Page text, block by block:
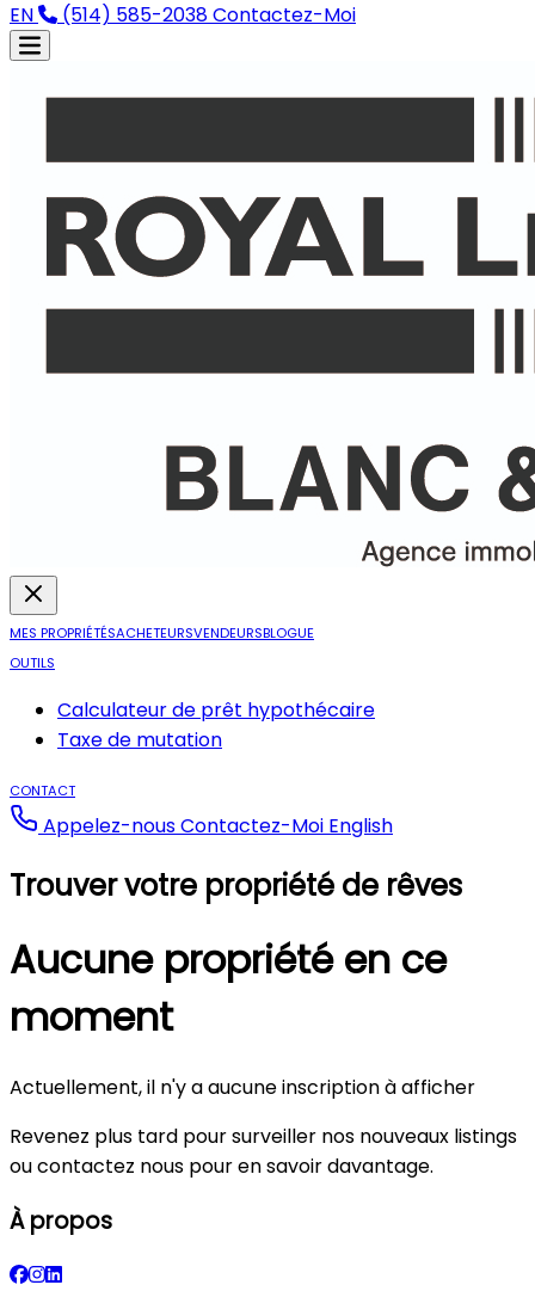
EN (514) 585-2038Contactez-Moi
MES PROPRIÉTÉSACHETEURSVENDEURSBLOGUE
OUTILS
Calculateur de prêt hypothécaire
Taxe de mutation
CONTACT
Appelez-nousContactez-Moi English
Trouver votre propriété de rêves
Aucune propriété en ce
moment
Actuellement, il n'y a aucune inscription à afficher
Revenez plus tard pour surveiller nos nouveaux listings
ou contactez nous pour en savoir davantage.
À propos